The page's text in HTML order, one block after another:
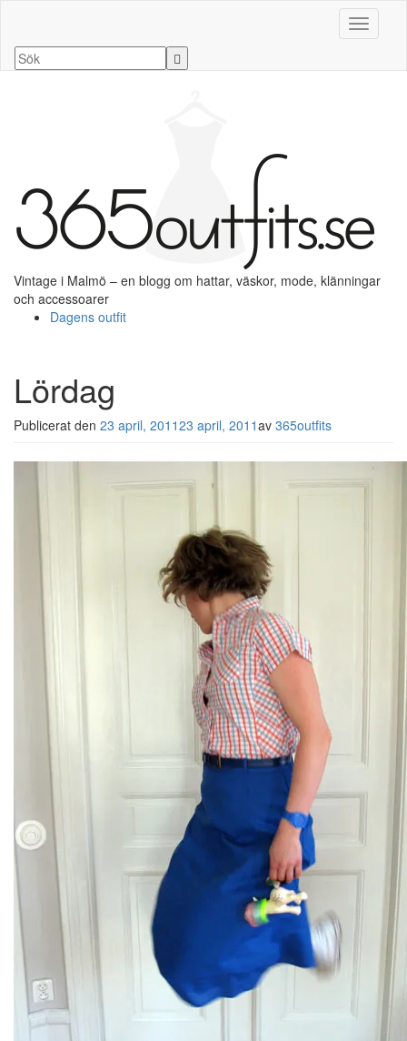
Slå på/
Vintage i Malmö – en blogg om hattar, väskor, mode, klänningar
och accessoarer
Dagens outfit
Lördag
Publicerat den 23 april, 201123 april, 2011av 365outfits